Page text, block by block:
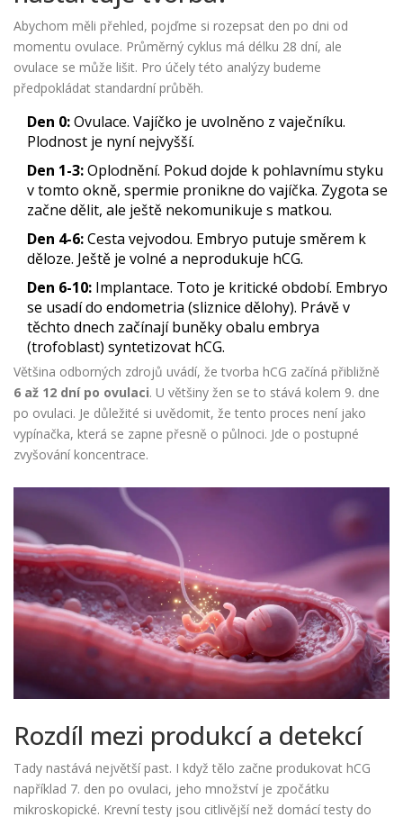
Abychom měli přehled, pojďme si rozepsat den po dni od
momentu ovulace. Průměrný cyklus má délku 28 dní, ale
ovulace se může lišit. Pro účely této analýzy budeme
předpokládat standardní průběh.
Den 0:Ovulace. Vajíčko je uvolněno z vaječníku.
Plodnost je nyní nejvyšší.
Den 1-3:Oplodnění. Pokud dojde k pohlavnímu styku
v tomto okně, spermie pronikne do vajíčka. Zygota se
začne dělit, ale ještě nekomunikuje s matkou.
Den 4-6:Cesta vejvodou. Embryo putuje směrem k
děloze. Ještě je volné a neprodukuje hCG.
Den 6-10: Implantace. Toto je kritické období. Embryo
se usadí do endometria (sliznice dělohy). Právě v
těchto dnech začínají buněky obalu embrya
(trofoblast) syntetizovat hCG.
Většina odborných zdrojů uvádí, že tvorba hCG začíná přibližně
6 až 12 dní po ovulaci. U většiny žen se to stává kolem 9. dne
po ovulaci. Je důležité si uvědomit, že tento proces není jako
vypínačka, která se zapne přesně o půlnoci. Jde o postupné
zvyšování koncentrace.
Rozdíl mezi produkcí a detekcí
Tady nastává největší past. I když tělo začne produkovat hCG
například 7. den po ovulaci, jeho množství je zpočátku
mikroskopické. Krevní testy jsou citlivější než domácí testy do